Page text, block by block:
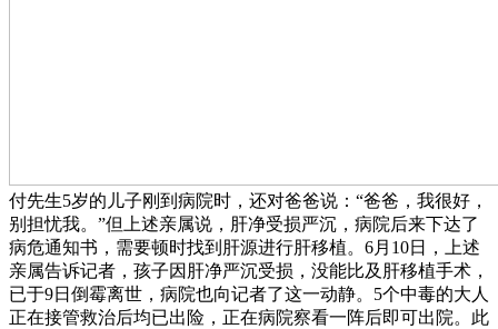
付先生5岁的儿子刚到病院时，还对爸爸说：“爸爸，我很好，
别担忧我。”但上述亲属说，肝净受损严沉，病院后来下达了
病危通知书，需要顿时找到肝源进行肝移植。6月10日，上述
亲属告诉记者，孩子因肝净严沉受损，没能比及肝移植手术，
已于9日倒霉离世，病院也向记者了这一动静。5个中毒的大人
正在接管救治后均已出险，正在病院察看一阵后即可出院。此